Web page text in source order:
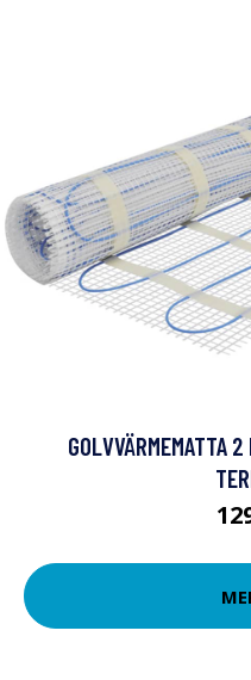
GOLVVÄRMEMATTA